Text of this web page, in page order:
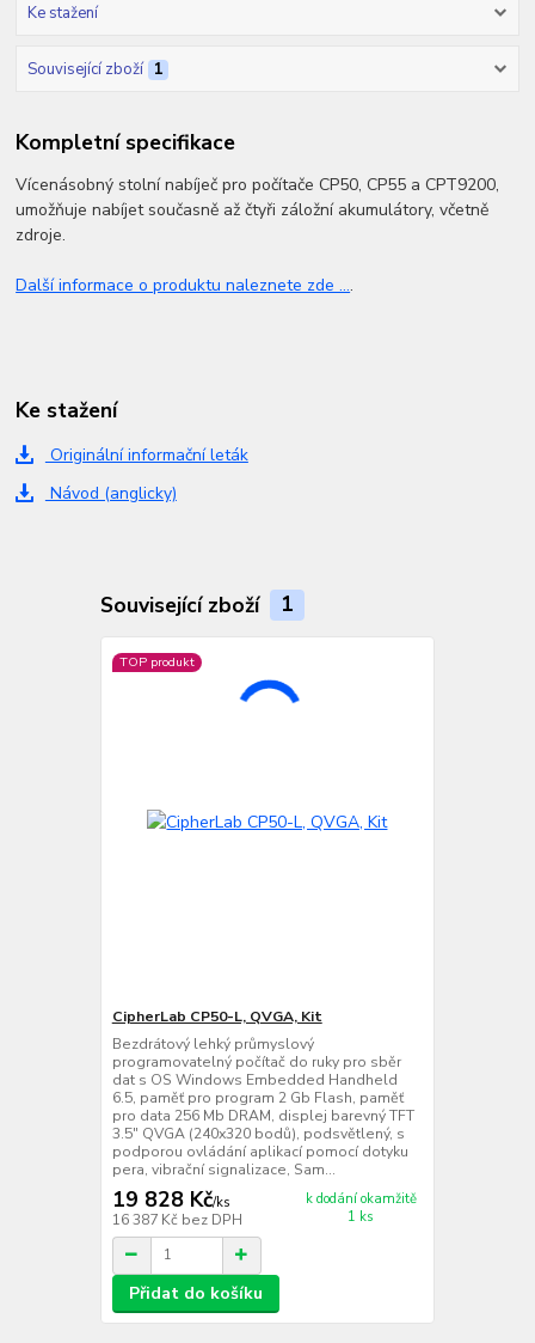
Ke stažení
Související zboží 1
Kompletní specifikace
Vícenásobný stolní nabíječ pro počítače CP50, CP55 a CPT9200,
umožňuje nabíjet současně až čtyři záložní akumulátory, včetně
zdroje.
Další informace o produktu naleznete zde ....
Ke stažení
Originální informační leták
Návod (anglicky)
Související zboží 1
TOP produkt
CipherLab CP50-L, QVGA, Kit
Bezdrátový lehký průmyslový
programovatelný počítač do ruky pro sběr
dat s OS Windows Embedded Handheld
6.5, paměť pro program 2 Gb Flash, paměť
pro data 256 Mb DRAM, displej barevný TFT
3.5" QVGA (240x320 bodů), podsvětlený, s
podporou ovládání aplikací pomocí dotyku
pera, vibrační signalizace, Sam...
19 828 Kč/ks
16 387 Kč bez DPH
k dodání okamžitě
1 ks
Přidat do košíku